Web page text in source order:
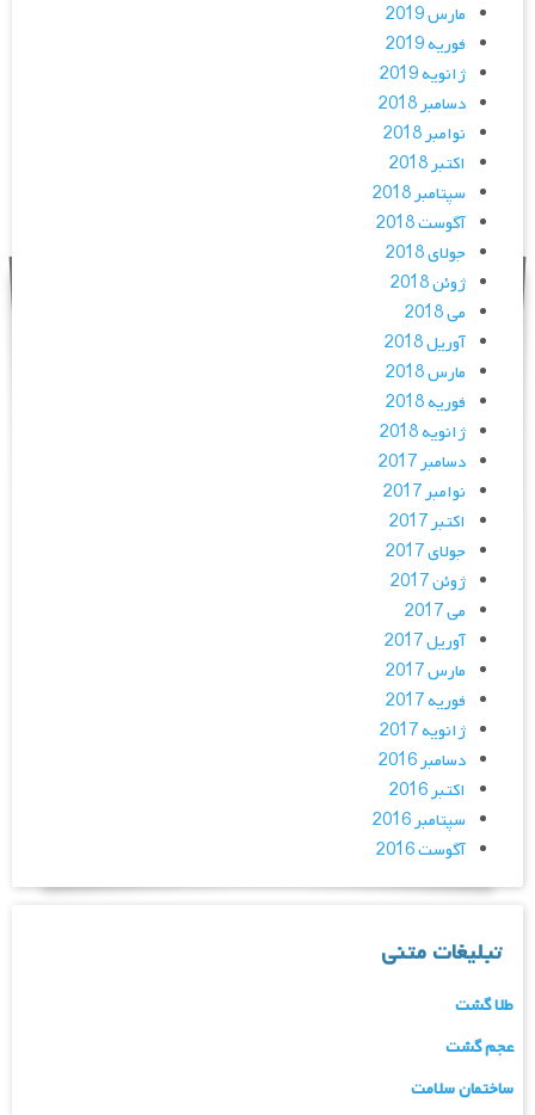
مارس 2019
فوریه 2019
ژانویه 2019
دسامبر 2018
نوامبر 2018
اکتبر 2018
سپتامبر 2018
آگوست 2018
جولای 2018
ژوئن 2018
می 2018
آوریل 2018
مارس 2018
فوریه 2018
ژانویه 2018
دسامبر 2017
نوامبر 2017
اکتبر 2017
جولای 2017
ژوئن 2017
می 2017
آوریل 2017
مارس 2017
فوریه 2017
ژانویه 2017
دسامبر 2016
اکتبر 2016
سپتامبر 2016
آگوست 2016
تبلیغات متنی
طلا گشت
عجم گشت
ساختمان سلامت